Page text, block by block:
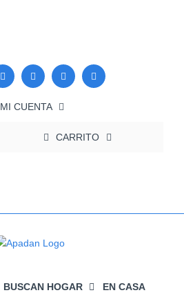
MI CUENTA
CARRITO
BUSCAN HOGAR EN CASA